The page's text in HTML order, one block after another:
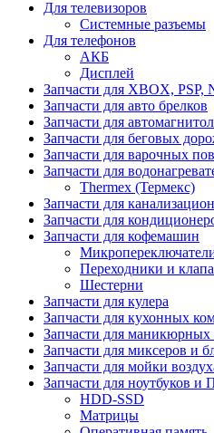
Для телевизоров
Системные разъемы
Для телефонов
АКБ
Дисплей
Запчасти для XBOX, PSP,
Запчасти для авто брелков
Запчасти для автомагнитол
Запчасти для беговых
Запчасти для варочных
Запчасти для
Thermex (Термекс)
Запчасти для
Запчасти для
Запчасти для кофемашин
Переходники и
Шестерни
Запчасти для кулера
Запчасти для кухонных
Запчасти для маникюрных
Запчасти для миксеров и
Запчасти для мойки
Запчасти для ноутбуков и
HDD-SSD
Матрицы